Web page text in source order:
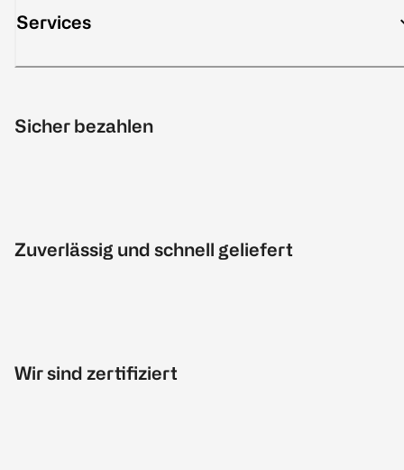
Services
Sicher bezahlen
Zuverlässig und schnell geliefert
Wir sind zertifiziert